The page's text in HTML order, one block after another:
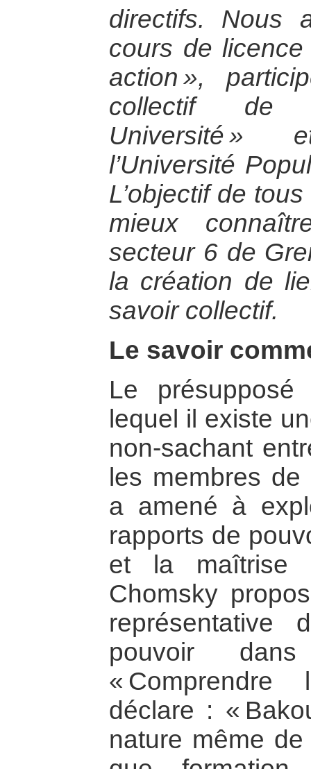
directifs. Nous
cours de
action »,
collectif de
Université »
l’Université
L’objectif de
mieux
secteur 6 de
la création de
savoir collectif.
Le savoir
Le
lequel il existe
non-sachant
les membres
a amené à
rapports de
et la maîtrise
Chomsky
représentative
pouvoir
«
déclare : «
nature même de